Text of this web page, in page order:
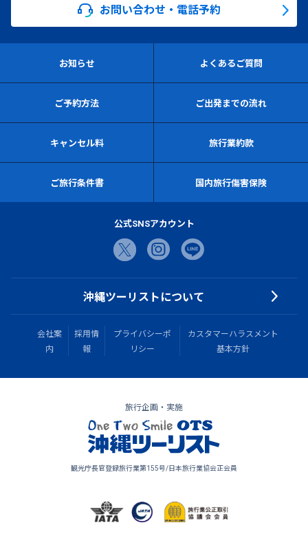
お問い合わせ・電話予約
お知らせ よくあるご質問
ご予約方法 ご出発までの流れ
キャンセル料 旅行業約款
ご旅行条件書 国内旅行傷害保険
公式SNSアカウント
沖縄ツーリストについて
会社案
内
採用情
報
プライバシーポ
リシー
カスタマーハラスメント
基本方針
旅行企画・実施
観光庁長官登録旅行業第155号/日本旅行業協会正会員